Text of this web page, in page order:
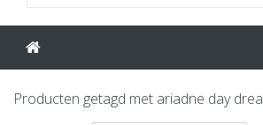
Producten getagd met ariadne day